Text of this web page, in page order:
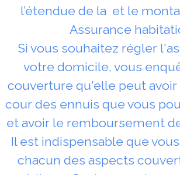
l’étendue de la et le
Assurance
Si vous souhaitez régler
votre domicile, vous
couverture qu'elle peut avoir
cour des ennuis que vous
et avoir le remboursement
Il est indispensable que
chacun des aspects